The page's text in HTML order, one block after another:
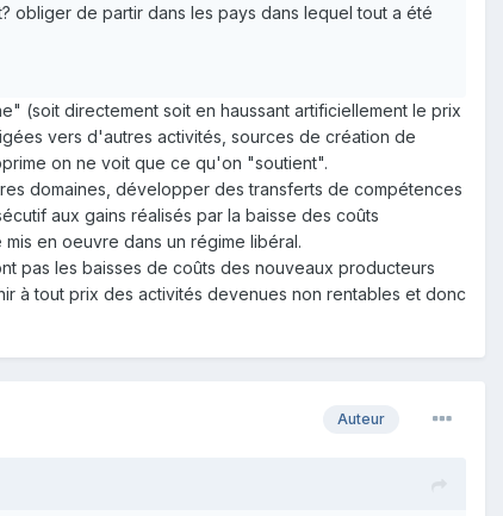
obliger de partir dans les pays dans lequel tout a été
(soit directement soit en haussant artificiellement le prix
vers d'autres activités, sources de création de
on ne voit que ce qu'on "soutient".
domaines, développer des transferts de compétences
aux gains réalisés par la baisse des coûts
en oeuvre dans un régime libéral.
pas les baisses de coûts des nouveaux producteurs
à tout prix des activités devenues non rentables et donc
Auteur